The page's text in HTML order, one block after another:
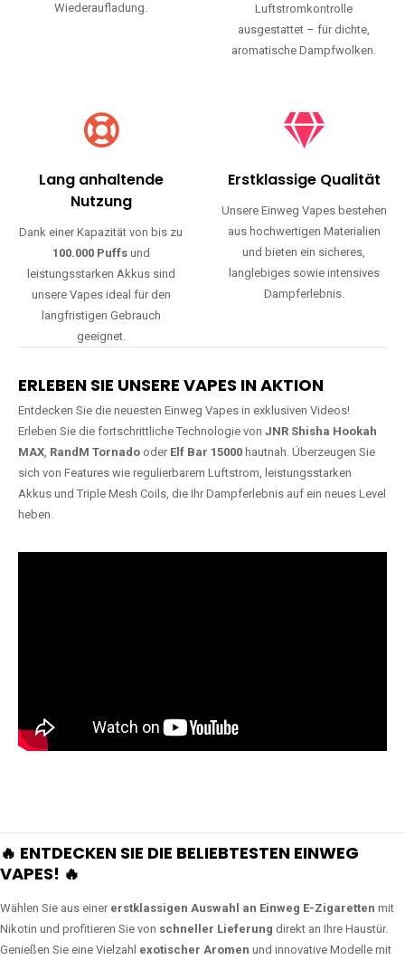
Wiederaufladung.
Luftstromkontrolle
ausgestattet – für dichte,
aromatische Dampfwolken.
Lang anhaltende
Nutzung
Dank einer Kapazität von bis zu
100.000 Puffsund
leistungsstarken Akkus sind
unsere Vapes ideal für den
langfristigen Gebrauch
geeignet.
Erstklassige Qualität
Unsere Einweg Vapes bestehen
aus hochwertigen Materialien
und bieten ein sicheres,
langlebiges sowie intensives
Dampferlebnis.
ERLEBEN SIE UNSERE VAPES IN AKTION
Entdecken Sie die neuesten Einweg Vapes in exklusiven Videos!
Erleben Sie die fortschrittliche Technologie von JNR Shisha Hookah
MAX, RandM Tornado oder Elf Bar 15000 hautnah. Überzeugen Sie
sich von Features wie regulierbarem Luftstrom, leistungsstarken
Akkus und Triple Mesh Coils, die Ihr Dampferlebnis auf ein neues Level
heben.
🔥 ENTDECKEN SIE DIE BELIEBTESTEN EINWEG
VAPES! 🔥
Wählen Sie aus einer erstklassigen Auswahl an Einweg E-Zigaretten mit
Nikotin und profitieren Sie von schneller Lieferung direkt an Ihre Haustür.
Genießen Sie eine Vielzahl exotischer Aromen und innovative Modelle mit